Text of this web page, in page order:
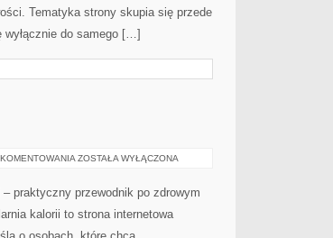
Tematyka strony skupia się przede
do samego […]
ZDROWE
ZOSTAŁA WYŁĄCZONA
praktyczny przewodnik po zdrowym
kalorii to strona internetowa